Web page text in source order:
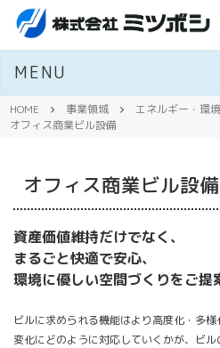
MENU
HOME 事業領域
エネルギー・環
オフィス商業ビル設備
オフィス商業ビル設備
資産価値維持だけでなく、
まるごと快適で安心、
環境に優しい空間づくりをご提
ビルに求められる機能はより高度化・多
変化にどのように対応していくかが、ビ